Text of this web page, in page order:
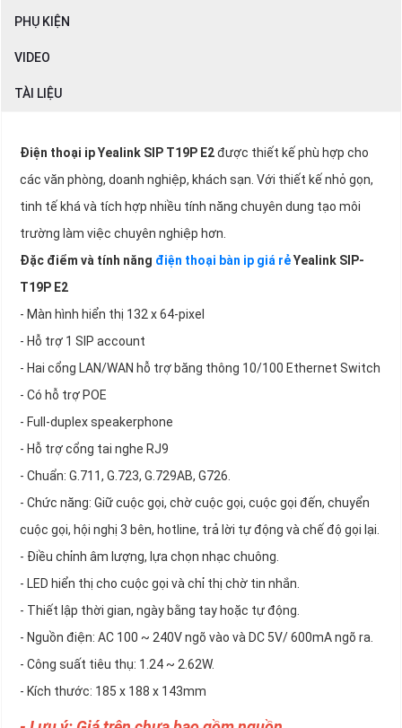
PHỤ KIỆN
VIDEO
TÀI LIỆU
Điện thoại ipYealink SIP T19P E2được thiết kế phù hợp cho
các văn phòng, doanh nghiệp, khách sạn. Với thiết kế nhỏ gọn,
tinh tế khá và tích hợp nhiều tính năng chuyên dung tạo môi
trường làm việc chuyên nghiệp hơn.
Đặc điểm và tính năng điện thoại bàn ip giá rẻYealink SIP-
T19P E2
- Màn hình hiển thị 132 x 64-pixel
- Hỗ trợ 1 SIP account
- Hai cổng LAN/WAN hỗ trợ băng thông 10/100 Ethernet Switch
- Có hỗ trợ POE
- Full-duplex speakerphone
- Hỗ trợ cổng tai nghe RJ9
- Chuẩn: G.711, G.723, G.729AB, G726.
- Chức năng: Giữ cuộc gọi, chờ cuộc gọi, cuộc gọi đến, chuyển
cuộc gọi, hội nghị 3 bên, hotline, trả lời tự động và chế độ gọi lại.
- Điều chỉnh âm lượng, lựa chọn nhạc chuông.
- LED hiển thị cho cuộc gọi và chỉ thị chờ tin nhắn.
- Thiết lập thời gian, ngày bằng tay hoặc tự động.
- Nguồn điện: AC 100 ~ 240V ngõ vào và DC 5V/ 600mA ngõ ra.
- Công suất tiêu thụ: 1.24 ~ 2.62W.
- Kích thước: 185 x 188 x 143mm